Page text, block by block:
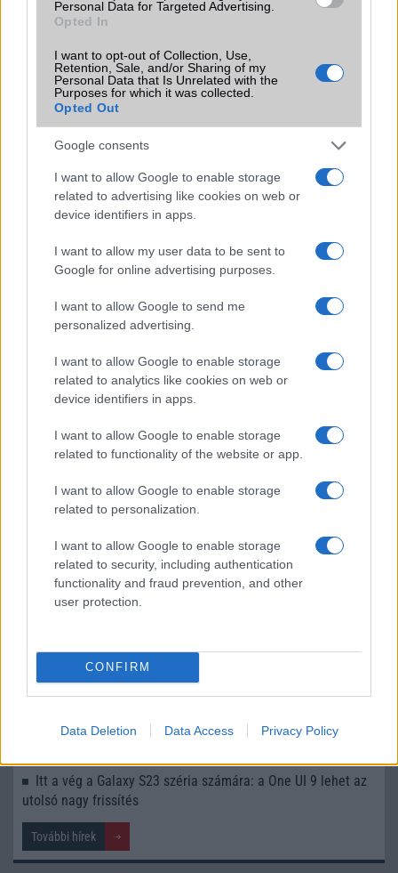
Personal Data for Targeted Advertising.
Opted In
I want to opt-out of Collection, Use,
Retention, Sale, and/or Sharing of my
Personal Data that Is Unrelated with the
Purposes for which it was collected.
Opted Out
Google consents
I want to allow Google to enable storage
related to advertising like cookies on web or
device identifiers in apps.
I want to allow my user data to be sent to
Google for online advertising purposes.
I want to allow Google to send me
personalized advertising.
I want to allow Google to enable storage
related to analytics like cookies on web or
device identifiers in apps.
I want to allow Google to enable storage
related to functionality of the website or app.
I want to allow Google to enable storage
related to personalization.
I want to allow Google to enable storage
related to security, including authentication
functionality and fraud prevention, and other
user protection.
CONFIRM
Data Deletion Data Access Privacy Policy
Motorola Edge (2022)
A Samsung bemutatta a Galaxy S25 sorozatot: Az új
csúcstelefonok minden eddiginél nagyobb teljesítménnyel
Veri az iPhone-okat a Samsung új videós funkciója?!
Maradj névtelen, maradj biztonságban: Miért az e-pénz a
legjobb megoldás a privát fizetésre?
Segíthetnek a prepaid kártyák kontrollálni a játékra szánt
A Yettel teljesen újragondolta a feltöltőkártyás mobilozást
Magyarországon
Telefonok a táskában – Középkategóriás vagy prémium?
Számos népszerű Samsung Galaxy készülék kimarad a One
UI 9 frissítésből – itt a lista az érintett modellekről
iPhone 18 bemutató dátum - ekkor rántja le a leplet az
Az Android rejtett automatizmusai: hat funkció, amely
észrevétlenül könnyíti meg a mindennapokat
Nem biztos, hogy érdemes kivárni az iPhone 18 Prot
A Galaxy S25 is megkaphatja a Galaxy S26 egyik legjobb
Itt a vég a Galaxy S23 széria számára: a One UI 9 lehet az
utolsó nagy frissítés
További hírek